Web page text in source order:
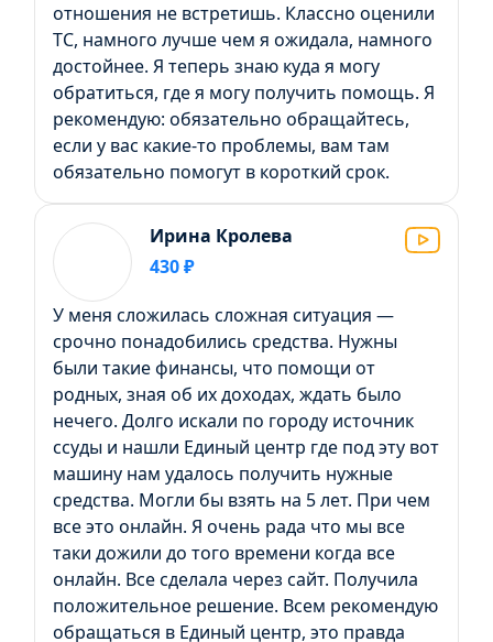
отношения не встретишь. Классно оценили
ТС, намного лучше чем я ожидала, намного
достойнее. Я теперь знаю куда я могу
обратиться, где я могу получить помощь. Я
рекомендую: обязательно обращайтесь,
если у вас какие-то проблемы, вам там
обязательно помогут в короткий срок.
Ирина Кролева
430 ₽
У меня сложилась сложная ситуация —
срочно понадобились средства. Нужны
были такие финансы, что помощи от
родных, зная об их доходах, ждать было
нечего. Долго искали по городу источник
ссуды и нашли Единый центр где под эту вот
машину нам удалось получить нужные
средства. Могли бы взять на 5 лет. При чем
все это онлайн. Я очень рада что мы все
таки дожили до того времени когда все
онлайн. Все сделала через сайт. Получила
положительное решение. Всем рекомендую
обращаться в Единый центр, это правда